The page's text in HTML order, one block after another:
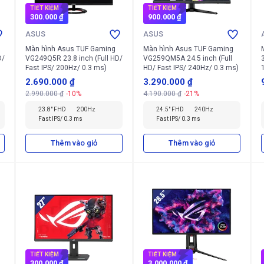
TIẾT KIỆM
300.000 ₫
ASUS
Màn hình Asus TUF Gaming
VG249Q5R 23.8 inch (Full HD/
Fast IPS/ 200Hz/ 0.3 ms)
2.690.000 ₫
2.990.000 ₫ -10%
23.8" FHD
200Hz
Fast IPS/ 0.3 ms
Thêm vào giỏ
TIẾT KIỆM
900.000 ₫
ASUS
Màn hình Asus TUF Gaming
VG259QM5A 24.5 inch (Full
HD/ Fast IPS/ 240Hz/ 0.3 ms)
3.290.000 ₫
4.190.000 ₫ -21%
24.5" FHD
240Hz
Fast IPS/ 0.3 ms
Thêm vào giỏ
TIẾT KIỆM TIẾT KIỆM